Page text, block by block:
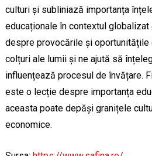
culturi și subliniază importanța
educaționale în contextul globalizat
despre provocările și
colțuri ale lumii și ne ajută să
influențează procesul de învățare.
este o lecție despre importanța
aceasta poate depăși granițele
economice.